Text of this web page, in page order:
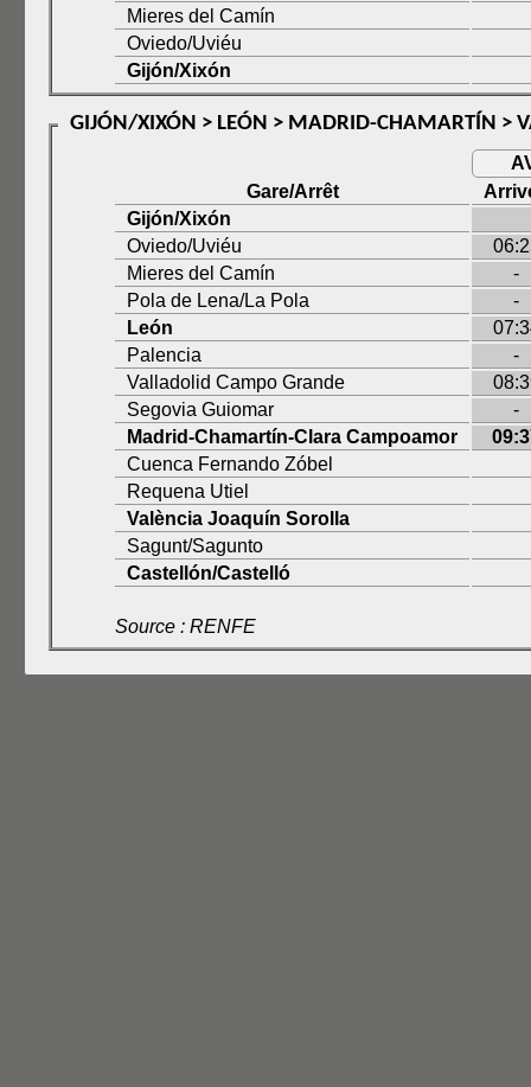
Mieres del Camín
Oviedo/Uviéu
Gijón/Xixón
GIJÓN/XIXÓN > LEÓN > MADRID-CHAMARTÍN >
Gare/Arrêt
Gijón/Xixón
Oviedo/Uviéu
Mieres del Camín
-
Pola de Lena/La Pola
-
León
Palencia
-
Valladolid Campo Grande
Segovia Guiomar
-
Madrid-Chamartín-Clara Campoamor
Cuenca Fernando Zóbel
Requena Utiel
València Joaquín Sorolla
Sagunt/Sagunto
Castellón/Castelló
Source : RENFE